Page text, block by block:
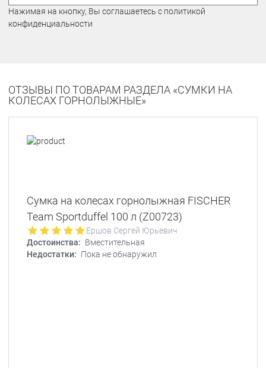
Нажимая на кнопку, Вы соглашаетесь с политикой
конфиденциальности
ОТЗЫВЫ ПО ТОВАРАМ РАЗДЕЛА «СУМКИ НА
КОЛЕСАХ ГОРНОЛЫЖНЫЕ»
Сумка на колесах горнолыжная FISCHER
Team Sportduffel 100 л (Z00723)
Ершов Сергей Юрьевич
Достоинства: Вместительная
Недостатки: Пока не обнаружил